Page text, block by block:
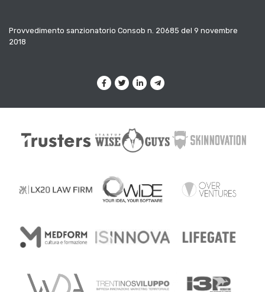
Provvedimento sanzionatorio Consob n. 20685 del 9 novembre
2018